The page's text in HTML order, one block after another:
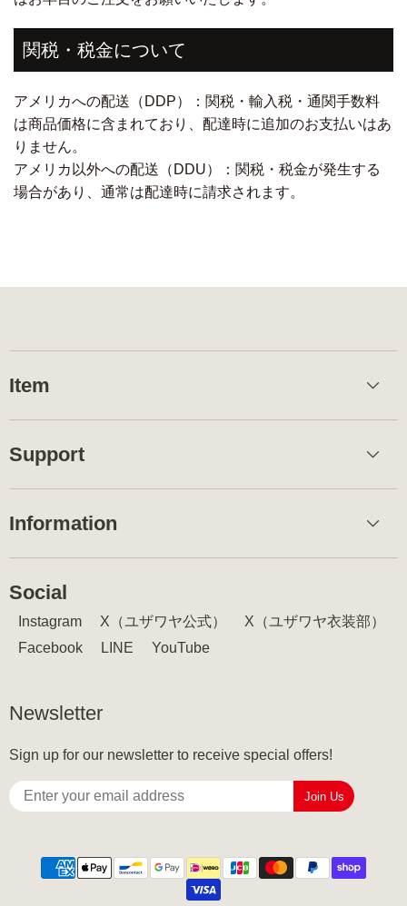
関税・税金について
アメリカへの配送（DDP）：関税・輸入税・通関手数料
は商品価格に含まれており、配達時に追加のお支払いはあ
りません。
アメリカ以外への配送（DDU）：関税・税金が発生する
場合があり、通常は配達時に請求されます。
Item
Support
Information
Social
Instagram X（ユザワヤ公式）
X（ユザワヤ衣装部）
Facebook
LINE YouTube
Newsletter
Sign up for our newsletter to receive special offers!
Join Us